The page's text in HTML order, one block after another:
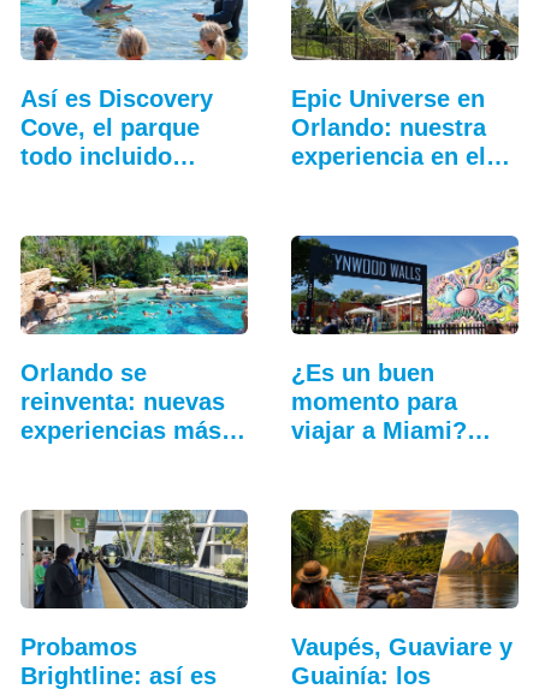
Así es Discovery
Cove, el parque
todo incluido
Epic Universe en
Orlando: nuestra
experiencia en el…
Orlando se
reinventa: nuevas
experiencias más
¿Es un buen
momento para
viajar a Miami?
Probamos
Brightline: así es
Vaupés, Guaviare y
Guainía: los